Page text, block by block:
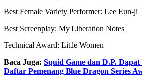
Best Female Variety Performer: Lee Eun-ji
Best Screenplay: My Liberation Notes
Technical Award: Little Women
Baca Juga: Squid Game dan D.P.
Daftar Pemenang Blue Dragon Series